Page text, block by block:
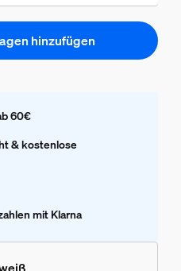
hinzufügen
60€
& kostenlose
mit Klarna